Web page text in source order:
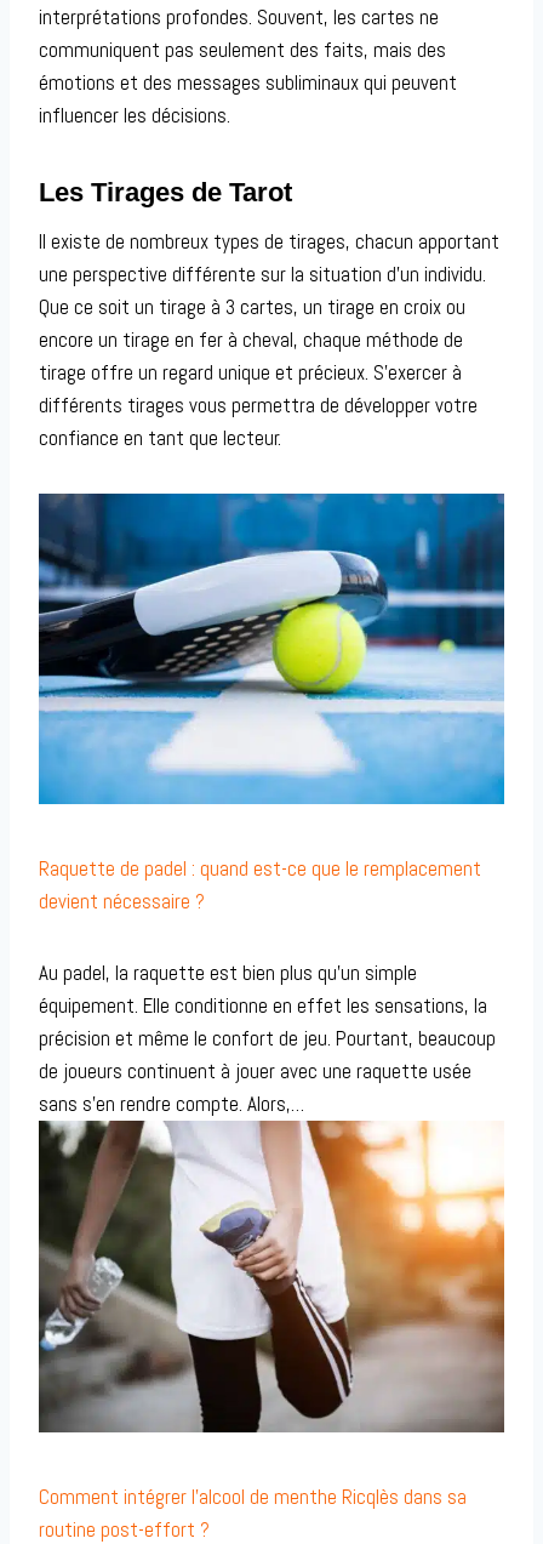
interprétations profondes. Souvent, les cartes ne
communiquent pas seulement des faits, mais des
émotions et des messages subliminaux qui peuvent
influencer les décisions.
Les Tirages de Tarot
Il existe de nombreux types de tirages, chacun apportant
une perspective différente sur la situation d’un individu.
Que ce soit un tirage à 3 cartes, un tirage en croix ou
encore un tirage en fer à cheval, chaque méthode de
tirage offre un regard unique et précieux. S’exercer à
différents tirages vous permettra de développer votre
confiance en tant que lecteur.
Raquette de padel : quand est-ce que le remplacement
devient nécessaire ?
Au padel, la raquette est bien plus qu’un simple
équipement. Elle conditionne en effet les sensations, la
précision et même le confort de jeu. Pourtant, beaucoup
de joueurs continuent à jouer avec une raquette usée
sans s’en rendre compte. Alors,…
Comment intégrer l’alcool de menthe Ricqlès dans sa
routine post-effort ?